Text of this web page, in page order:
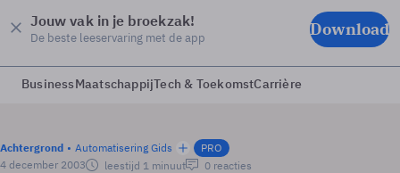
Jouw vak in je broekzak!
De beste leeservaring met de app Download
BusinessMaatschappijTech & ToekomstCarrière
Achtergrond Automatisering Gids
PRO
4 december 2003
leestijd 1 minuut 0 reacties